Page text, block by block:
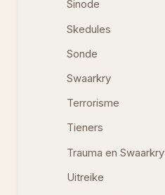
Sinode
Skedules
Sonde
Swaarkry
Terrorisme
Tieners
Trauma en Swaarkry
Uitreike